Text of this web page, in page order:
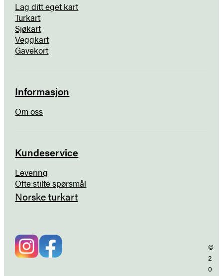
Lag ditt eget kart
Turkart
Sjøkart
Veggkart
Gavekort
Informasjon
Om oss
Kundeservice
Levering
Ofte stilte spørsmål
Norske turkart
©
2
0